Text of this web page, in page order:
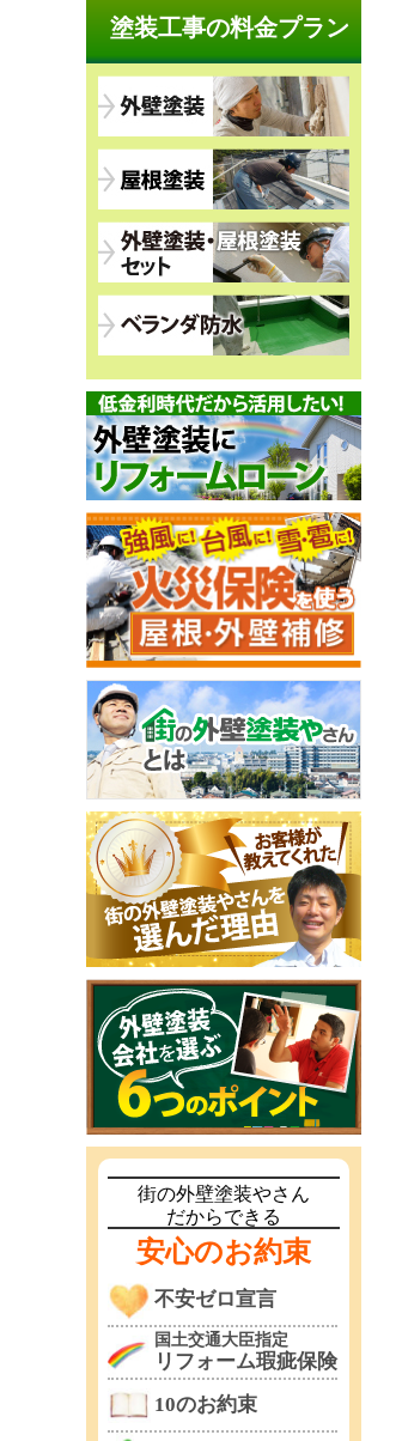
塗装工事の料金プラン
街の外壁塗装やさん
だからできる
安心のお約束
不安ゼロ宣言
国土交通大臣指定
リフォーム瑕疵保険
10のお約束